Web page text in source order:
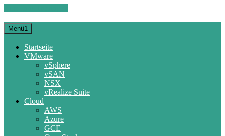
Menü1
Startseite
VMware
vSphere
vSAN
NSX
vRealize Suite
Cloud
AWS
Azure
GCE